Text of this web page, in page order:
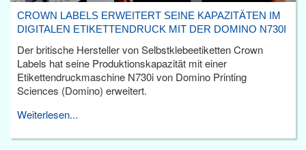
CROWN LABELS ERWEITERT SEINE KAPAZITÄTEN IM
DIGITALEN ETIKETTENDRUCK MIT DER DOMINO N730I
Der britische Hersteller von Selbstklebeetiketten Crown
Labels hat seine Produktionskapazität mit einer
Etikettendruckmaschine N730i von Domino Printing
Sciences (Domino) erweitert.
Weiterlesen...